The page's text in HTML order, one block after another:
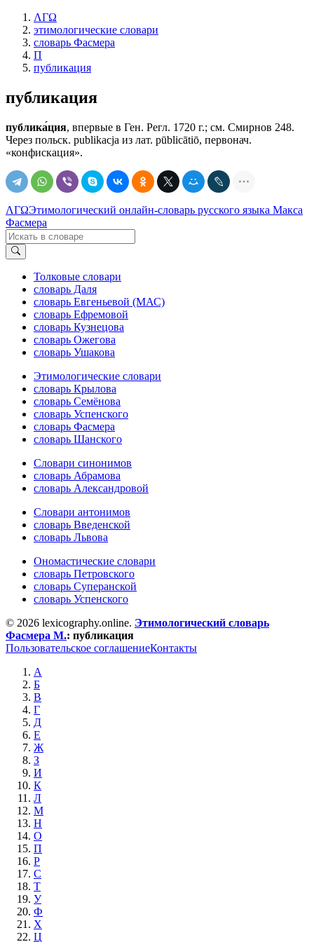
ΛΓΩ
этимологические словари
словарь Фасмера
П
публикация
публикация
публика́ция, впервые в Ген. Регл. 1720 г.; см. Смирнов 248.
Через польск. publikacja из лат. pūblicātiō, первонач.
«конфискация».
ΛΓΩЭтимологический онлайн-словарь русского языка Макса
Фасмера
Толковые словари
словарь Даля
словарь Евгеньевой (МАС)
словарь Ефремовой
словарь Кузнецова
словарь Ожегова
словарь Ушакова
Этимологические словари
словарь Крылова
словарь Семёнова
словарь Успенского
словарь Фасмера
словарь Шанского
Словари синонимов
словарь Абрамова
словарь Александровой
Словари антонимов
словарь Введенской
словарь Львова
Ономастические словари
словарь Петровского
словарь Суперанской
словарь Успенского
© 2026 lexicography.online. Этимологический словарь
Фасмера М.: публикация
Пользовательское соглашениеКонтакты
А
Б
В
Г
Д
Е
Ж
З
И
К
Л
М
Н
О
П
Р
С
Т
У
Ф
Х
Ц